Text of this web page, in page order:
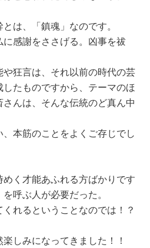
は、「鎮魂」なのです。
感謝をささげる。凶事を祓
狂言は、それ以前の時代の芸
たものですから、テーマのほ
んは、そんな伝統のど真ん中
本筋のことをよくご存じでし
く才能あふれる方ばかりです
呼ぶ人が必要だった。
れるということなのでは！？
しみになってきました！！